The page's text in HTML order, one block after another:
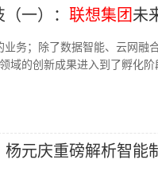
一）： 联想集团 未
务；除了数据智能、云网融
域的创新成果进入到了孵化阶
元庆重磅解析智能